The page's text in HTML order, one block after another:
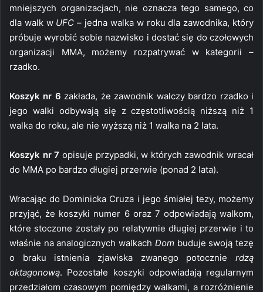
mniejszych organizacjach, nie oznacza tego samego, co
dla walk w UFC – jedna walka w roku dla zawodnika, który
próbuje wyrobić sobie nazwisko i dostać się do czołowych
organizacji MMA, możemy rozpatrywać w kategorii –
rzadko.
Koszyk nr 6 zakłada, że zawodnik walczy bardzo rzadko i
jego walki odbywają się z częstotliwością niższą niż 1
walka do roku, ale nie wyższą niż 1 walka na 2 lata.
Koszyk nr 7 opisuje przypadki, w których zawodnik wracał
do MMA po bardzo długiej przerwie (ponad 2 lata).
Wracając do Dominicka Cruza i jego śmiałej tezy, możemy
przyjąć, że koszyki numer 6 oraz 7 odpowiadają walkom,
które stoczone zostały po relatywnie długiej przerwie i to
właśnie na analogicznych walkach Dombuduje swoją tezę
o braku istnienia zjawiska zwanego potocznie rdzą
oktagonową. Pozostałe koszyki odpowiadają regularnym
przedziałom czasowym pomiędzy walkami, a rozróżnienie